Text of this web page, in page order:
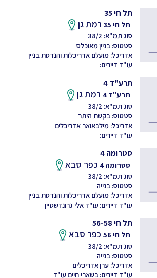
תל חי 35
תל חי 35 רמת גן
סוג תמ"א: 38/2
סטטוס: בניין מאוכלס
אדריכל: מועלם אדריכלות והנדסת בניין
עו"ד דיירים:
תרע"ד 4
תרע"ד 4 רמת גן
סוג תמ"א: 38/2
סטטוס: בקשת היתר
אדריכל: מילבאואר אדריכלים
עו"ד דיירים:
סטרומה 4
סטרומה 4 כפר סבא
סוג תמ"א: 38/2
סטטוס: בנייה
אדריכל: מועלם אדריכלות והנדסת בניין
עו"ד דיירים: עו"ד אלי גרונדשטיין
תל חי 56-58
תל חי 56 כפר סבא
סוג תמ"א: 38/2
סטטוס: בנייה
אדריכל: ערן אדריכלים
עו"ד דיירים: בשארי חיים עו"ד